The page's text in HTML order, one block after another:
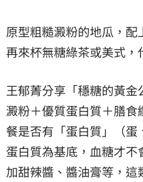
原型粗糙澱粉的地瓜，配
再來杯無糖綠茶或美式，
王郁菁分享「穩糖的黃
澱粉＋優質蛋白質＋膳
餐是否有「蛋白質」（
蛋白質為基底，血糖才
加甜辣醬、醬油膏等，